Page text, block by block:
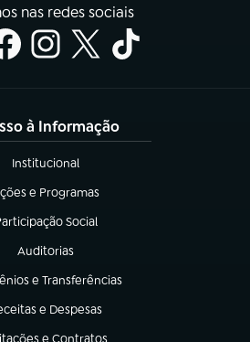
nas redes sociais
à Informação
Institucional
(abre em nova aba)
e Programas
em nova aba)
Social
em nova aba)
Auditorias
(abre em nova aba)
e Transferências
nova aba)
e Despesas
em nova aba)